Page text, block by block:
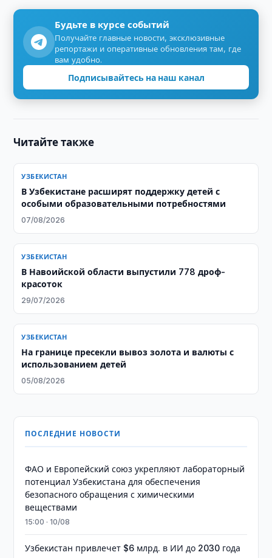
Будьте в курсе событий
Получайте главные новости, эксклюзивные
репортажи и оперативные обновления там, где
вам удобно.
Подписывайтесь на наш канал
Читайте также
УЗБЕКИСТАН
В Узбекистане расширят поддержку детей с
особыми образовательными потребностями
07/08/2026
УЗБЕКИСТАН
В Навоийской области выпустили 778 дроф-
красоток
29/07/2026
УЗБЕКИСТАН
На границе пресекли вывоз золота и валюты с
использованием детей
05/08/2026
ПОСЛЕДНИЕ НОВОСТИ
ФАО и Европейский союз укрепляют лабораторный
потенциал Узбекистана для обеспечения
безопасного обращения с химическими
веществами
15:00 · 10/08
Узбекистан привлечет $6 млрд. в ИИ до 2030 года